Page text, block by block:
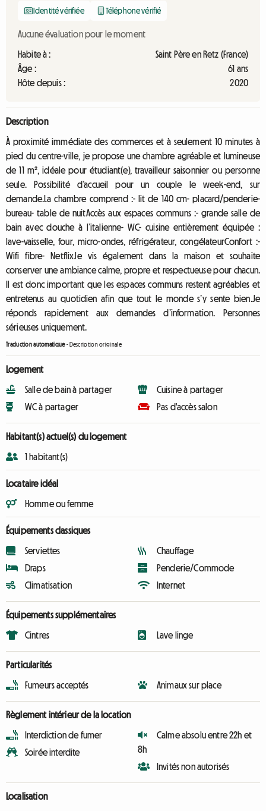
Identité vérifiée Téléphone vérifié
Aucune évaluation pour le moment
Habite à :
Saint Père en Retz (France)
Âge :
61 ans
Hôte depuis :
2020
Description
À proximité immédiate des commerces et à seulement 10 minutes à
pied du centre-ville, je propose une chambre agréable et lumineuse
de 11 m², idéale pour étudiant(e), travailleur saisonnier ou personne
seule. Possibilité d’accueil pour un couple le week-end, sur
demande.La chambre comprend :- lit de 140 cm- placard/penderie-
bureau- table de nuitAccès aux espaces communs :- grande salle de
bain avec douche à l’italienne- WC- cuisine entièrement équipée :
lave-vaisselle, four, micro-ondes, réfrigérateur, congélateurConfort :-
Wifi fibre- NetflixJe vis également dans la maison et souhaite
conserver une ambiance calme, propre et respectueuse pour chacun.
Il est donc important que les espaces communs restent agréables et
entretenus au quotidien afin que tout le monde s’y sente bien.Je
réponds rapidement aux demandes d’information. Personnes
sérieuses uniquement.
Traduction automatique- Description originale
Logement
Salle de bain à partager
WC à partager
Cuisine à partager
Pas d'accès salon
Habitant(s) actuel(s) du logement
1 habitant(s)
Locataire idéal
Homme ou femme
Équipements classiques
Serviettes
Draps
Climatisation
Chauffage
Penderie/Commode
Internet
Équipements supplémentaires
Cintres Lave linge
Particularités
Fumeurs acceptés Animaux sur place
Règlement intérieur de la location
Interdiction de fumer
Soirée interdite
Calme absolu entre 22h et
8h
Invités non autorisés
Localisation